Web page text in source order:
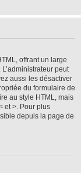
offrant un large
peut
aussi les désactiver
du formulaire de
au style HTML, mais
et >. Pour plus
depuis la page de